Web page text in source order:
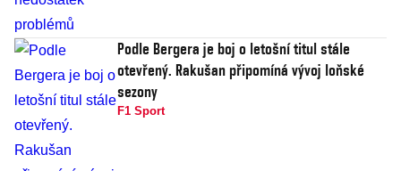
Podle Bergera je boj o letošní titul stále
otevřený. Rakušan připomíná vývoj loňské
sezony
F1 Sport